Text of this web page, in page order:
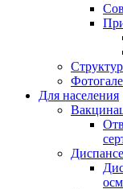
Для населения